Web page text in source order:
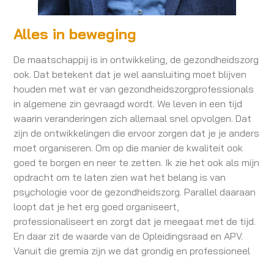
Alles in beweging
De maatschappij is in ontwikkeling, de gezondheidszorg
ook. Dat betekent dat je wel aansluiting moet blijven
houden met wat er van gezondheidszorgprofessionals
in algemene zin gevraagd wordt. We leven in een tijd
waarin veranderingen zich allemaal snel opvolgen. Dat
zijn de ontwikkelingen die ervoor zorgen dat je je anders
moet organiseren. Om op die manier de kwaliteit ook
goed te borgen en neer te zetten. Ik zie het ook als mijn
opdracht om te laten zien wat het belang is van
psychologie voor de gezondheidszorg. Parallel daaraan
loopt dat je het erg goed organiseert,
professionaliseert en zorgt dat je meegaat met de tijd.
En daar zit de waarde van de Opleidingsraad en APV.
Vanuit die gremia zijn we dat grondig en professioneel